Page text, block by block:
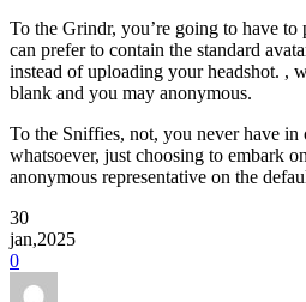
To the Grindr, you’re going to have
can prefer to contain the standard
instead of uploading your headshot. ,
blank and you may anonymous.
To the Sniffies, not, you never have in
whatsoever, just choosing to embark
anonymous representative on the
30
jan,2025
0